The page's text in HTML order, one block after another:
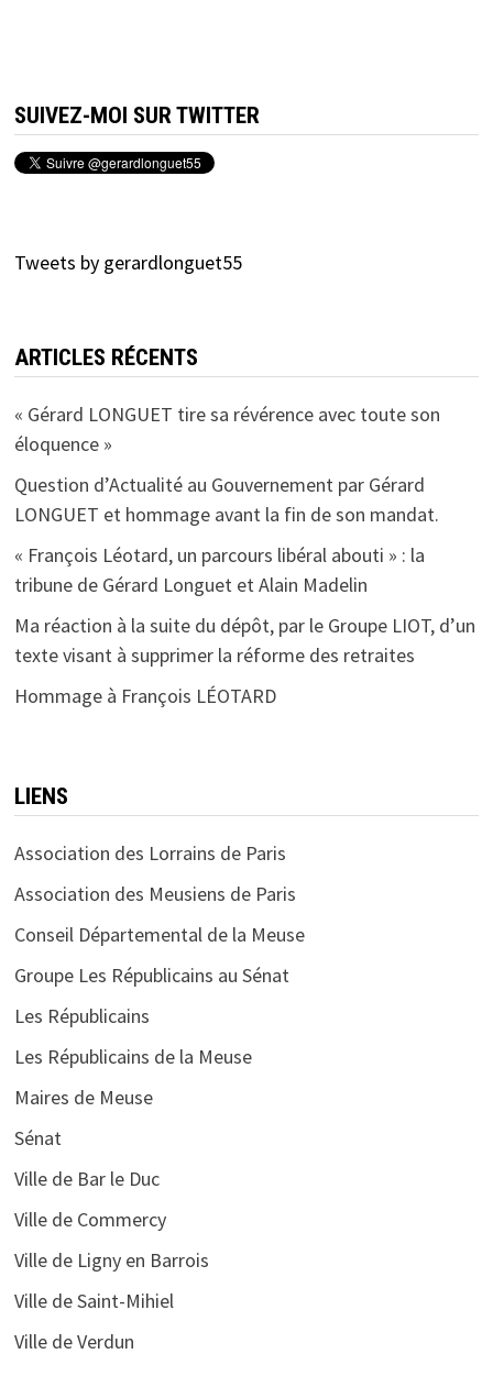
SUIVEZ-MOI SUR TWITTER
Tweets by gerardlonguet55
ARTICLES RÉCENTS
« Gérard LONGUET tire sa révérence avec toute son
éloquence »
Question d’Actualité au Gouvernement par Gérard
LONGUET et hommage avant la fin de son mandat.
« François Léotard, un parcours libéral abouti » : la
tribune de Gérard Longuet et Alain Madelin
Ma réaction à la suite du dépôt, par le Groupe LIOT, d’un
texte visant à supprimer la réforme des retraites
Hommage à François LÉOTARD
LIENS
Association des Lorrains de Paris
Association des Meusiens de Paris
Conseil Départemental de la Meuse
Groupe Les Républicains au Sénat
Les Républicains
Les Républicains de la Meuse
Maires de Meuse
Sénat
Ville de Bar le Duc
Ville de Commercy
Ville de Ligny en Barrois
Ville de Saint-Mihiel
Ville de Verdun